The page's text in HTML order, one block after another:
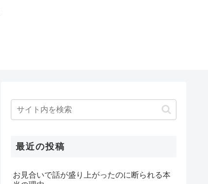
最近の投稿
お見合いで話が盛り上がったのに断られる本